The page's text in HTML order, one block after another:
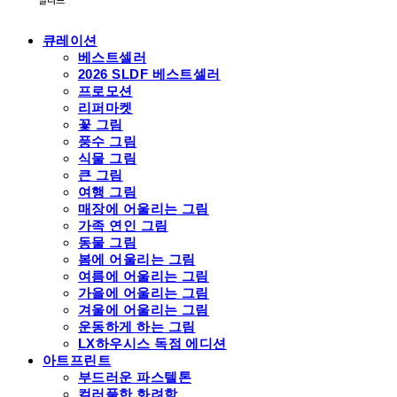
큐레이션
베스트셀러
2026 SLDF 베스트셀러
프로모션
리퍼마켓
꽃 그림
풍수 그림
식물 그림
큰 그림
여행 그림
매장에 어울리는 그림
가족 연인 그림
동물 그림
봄에 어울리는 그림
여름에 어울리는 그림
가을에 어울리는 그림
겨울에 어울리는 그림
운동하게 하는 그림
LX하우시스 독점 에디션
아트프린트
부드러운 파스텔톤
컬러풀한 화려함